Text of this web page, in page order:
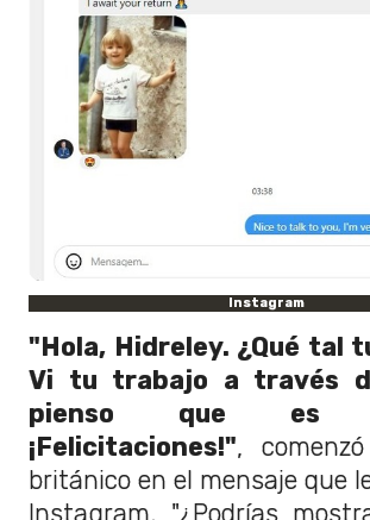
Instagram
"Hola, Hidreley. ¿Qué tal
Vi tu trabajo a través
pienso que es
¡Felicitaciones!",
británico en el mensaje que
Instagram. "¿Podrías